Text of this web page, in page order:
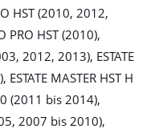
HST (2010, 2012,
PRO HST (2010),
2012, 2013), ESTATE
MASTER HST H
(2011 bis 2014),
2007 bis 2010),